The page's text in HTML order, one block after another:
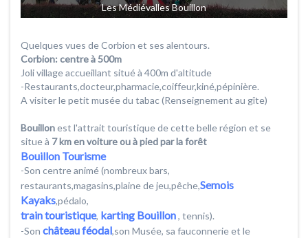
Les Médiévalles Bouillon
Quelques vues de Corbion et ses alentours.
Corbion: centre à 500m
Joli village accueillant situé à 400m d'altitude
-Restaurants,docteur,pharmacie,coiffeur,kiné,pépinière.
A visiter le petit musée du tabac (Renseignement au gîte)
Bouillonest l'attrait touristique de cette belle région et se
situe à 7 km en voiture ou à pied par la forêt
Bouillon Tourisme
-Son centre animé (nombreux bars,
restaurants,magasins,plaine de jeu,pêche,Semois
Kayaks,pédalo,
train touristique, karting Bouillon, tennis).
-Son château féodal,son Musée, sa fauconnerie et le